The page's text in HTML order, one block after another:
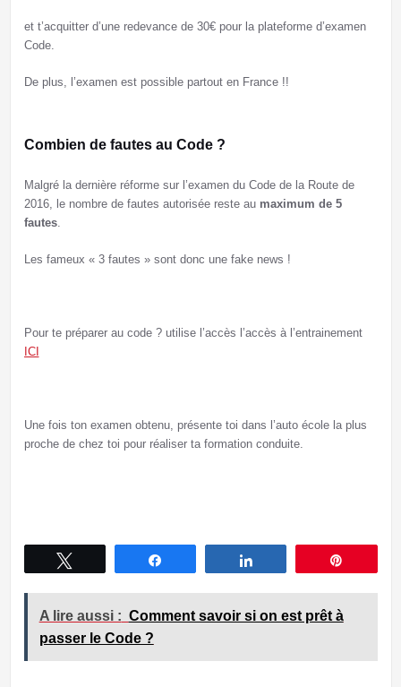
et t’acquitter d’une redevance de 30€ pour la plateforme d’examen
Code.
De plus, l’examen est possible partout en France !!
Combien de fautes au Code ?
Malgré la dernière réforme sur l’examen du Code de la Route de
2016, le nombre de fautes autorisée reste au maximum de 5
fautes.
Les fameux « 3 fautes » sont donc une fake news !
Pour te préparer au code ? utilise l’accès l’accès à l’entrainement
ICI
Une fois ton examen obtenu, présente toi dans l’auto école la plus
proche de chez toi pour réaliser ta formation conduite.
A lire aussi : Comment savoir si on est prêt à
passer le Code ?